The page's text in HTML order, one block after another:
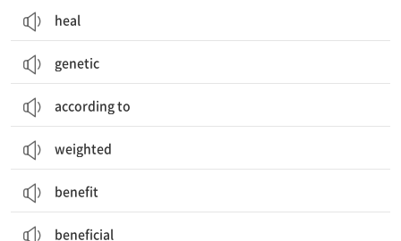
heal
genetic
according to
weighted
benefit
beneficial